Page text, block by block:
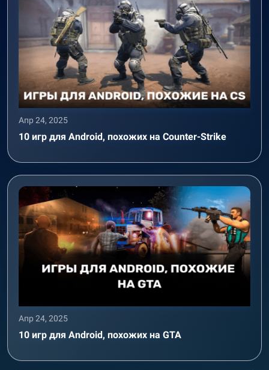
Апр 24, 2025
10 игр для Android, похожих на Counter-Strike
Апр 24, 2025
10 игр для Android, похожих на GTA